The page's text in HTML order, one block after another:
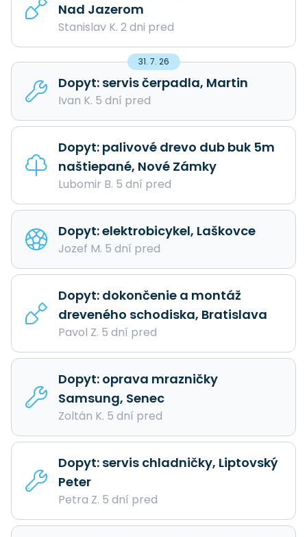
Nad Jazerom
Stanislav K. 2 dni pred
31. 7. 26
Dopyt: servis čerpadla, Martin
Ivan K. 5 dní pred
Dopyt: palivové drevo dub buk 5m
naštiepané, Nové Zámky
Lubomir B. 5 dní pred
Dopyt: elektrobicykel, Laškovce
Jozef M. 5 dní pred
Dopyt: dokončenie a montáž
dreveného schodiska, Bratislava
Pavol Z. 5 dní pred
Dopyt: oprava mrazničky
Samsung, Senec
Zoltán K. 5 dní pred
Dopyt: servis chladničky, Liptovský
Peter
Petra Z. 5 dní pred